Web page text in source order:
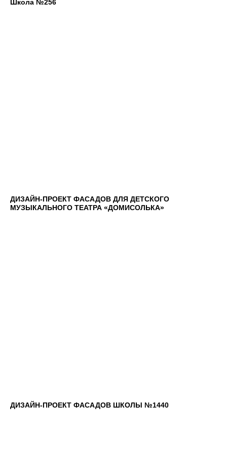
Школа №256
ДИЗАЙН-ПРОЕКТ ФАСАДОВ ДЛЯ ДЕТСКОГО
МУЗЫКАЛЬНОГО ТЕАТРА «ДОМИСОЛЬКА»
ДИЗАЙН-ПРОЕКТ ФАСАДОВ ШКОЛЫ №1440